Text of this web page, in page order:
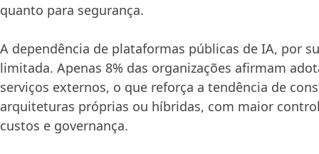
quanto para segurança.
A dependência de plataformas públicas de IA, por
limitada. Apenas 8% das organizações afirmam
serviços externos, o que reforça a tendência de
arquiteturas próprias ou híbridas, com maior
custos e governança.